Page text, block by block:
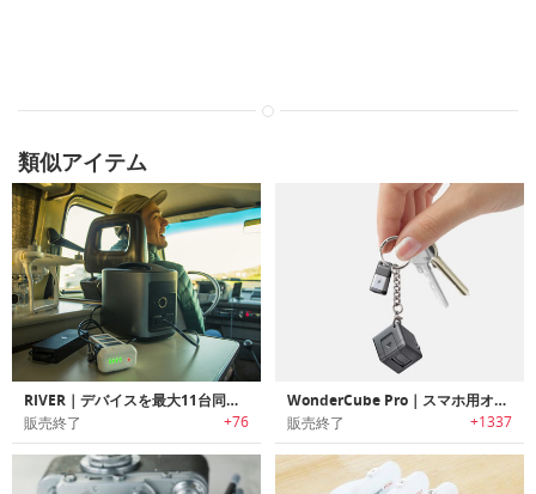
類似アイテム
RIVER｜デバイスを最大11台同時に充電可能なパワフルモバイルパワーステーション「リバー」
販売終了 +76
WonderCube Pro｜スマホ用オールインワンアクセサリーキューブ「ワンダーキューブプロ」
販売終了 +1337